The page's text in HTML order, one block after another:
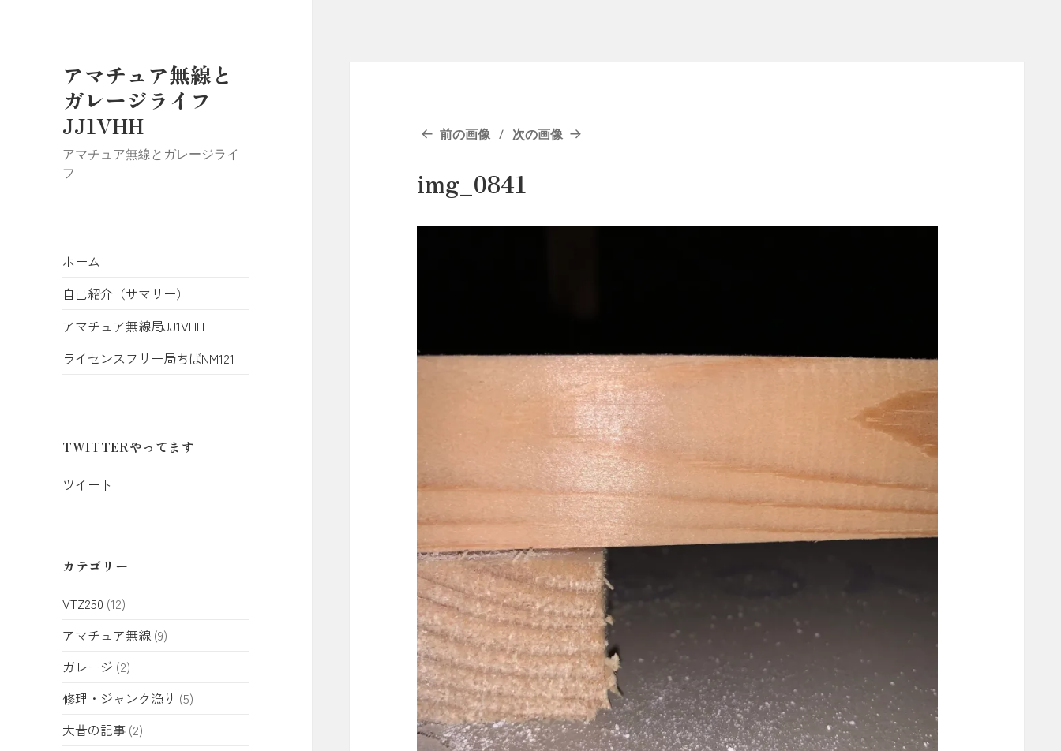
アマチュア無線と
ガレージライフ
JJ1VHH
アマチュア無線とガレージライ
フ
ホーム
自己紹介（サマリー）
アマチュア無線局JJ1VHH
ライセンスフリー局ちばNM121
TWITTERやってます
ツイート
カテゴリー
VTZ250 (12)
アマチュア無線 (9)
ガレージ (2)
修理・ジャンク漁り (5)
大昔の記事 (2)
前の画像 次の画像
img_0841